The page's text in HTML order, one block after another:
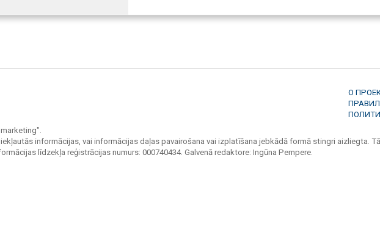
О
informācijas, vai informācijas daļas pavairošana vai izplatīšana jebkādā formā stingri aizliegta.
līdzekļa reģistrācijas numurs: 000740434. Galvenā redaktore: Ingūna Pempere.